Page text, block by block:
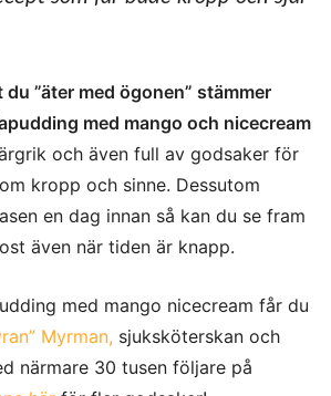
”äter med ögonen” stämmer
med mango och nicecream
och även full av godsaker för
kropp och sinne. Dessutom
en dag innan så kan du se fram
även när tiden är knapp.
med mango nicecream får du
Myrman, sjuksköterskan och
närmare 30 tusen följare på